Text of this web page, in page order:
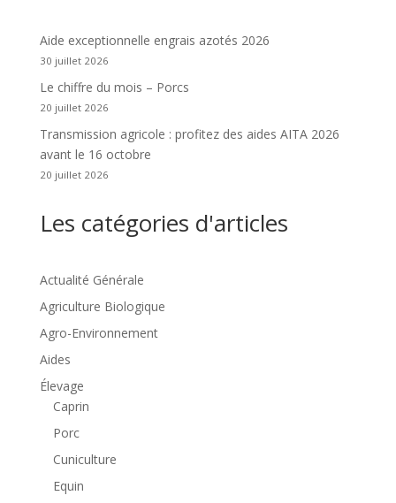
Aide exceptionnelle engrais azotés 2026
30 juillet 2026
Le chiffre du mois – Porcs
20 juillet 2026
Transmission agricole : profitez des aides AITA 2026
avant le 16 octobre
20 juillet 2026
Les catégories d'articles
Actualité Générale
Agriculture Biologique
Agro-Environnement
Aides
Élevage
Caprin
Porc
Cuniculture
Equin